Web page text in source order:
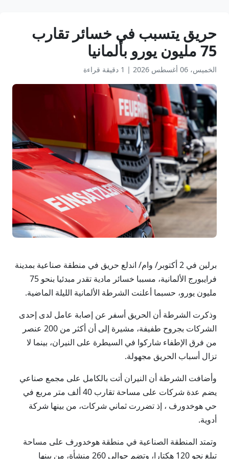
حريق يتسبب في خسائر تقارب
75 مليون يورو بألمانيا
الخميس، 06 أغسطس 2026 | 1 دقيقة قراءة
برلين في 2 أكتوبر/ وام/ اندلع حريق في منطقة صناعية بمدينة
فرايبورج الألمانية، مسببا خسائر مادية تقدر مبدئيا بنحو 75
مليون يورو، حسبما أعلنت الشرطة الألمانية الليلة الماضية.
وذكرت الشرطة أن الحريق أسفر عن إصابة عامل لدى إحدى
الشركات بجروح طفيفة، مشيرة إلى أن أكثر من 200 عنصر
من فرق الإطفاء شاركوا في السيطرة على النيران، بينما لا
تزال أسباب الحريق مجهولة.
وأضافت الشرطة أن النيران أتت بالكامل على مجمع صناعي
يضم عدة شركات على مساحة تقارب 40 ألف متر مربع في
حي هوخدورف ، إذ تضررت ثماني شركات، من بينها شركة
أدوية.
وتمتد المنطقة الصناعية في منطقة هوخدورف على مساحة
تبلغ نحو 120 هكتارا، وتضم حوالي 260 منشأة، من بينها